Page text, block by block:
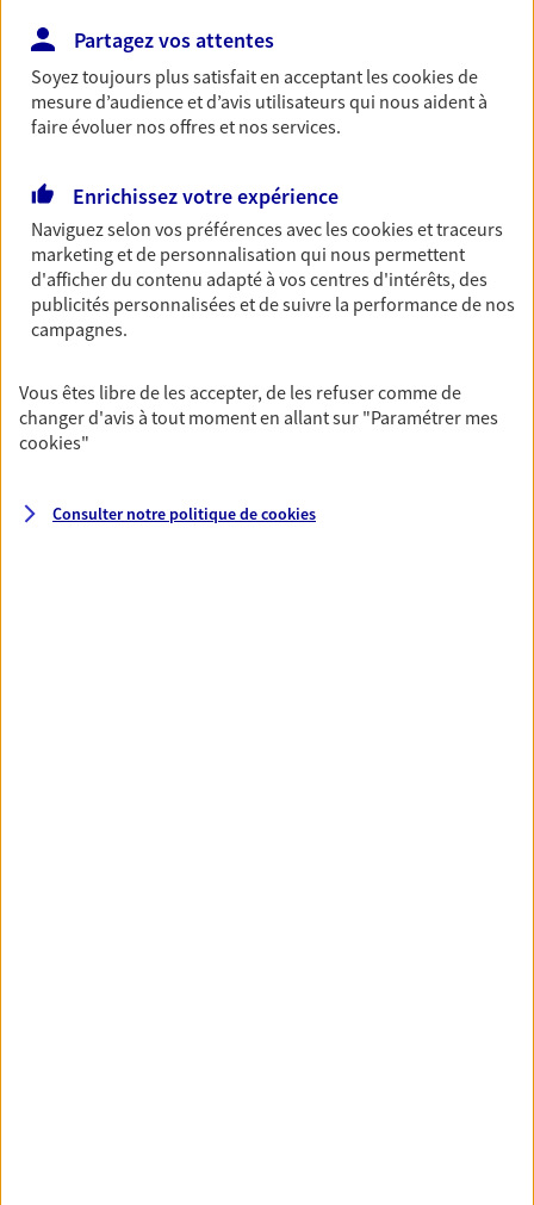
immobilier, études des enfants ou voyage autour
du monde… Épargnez à votre rythme et
simplement, selon votre profil.
Préparez sereinement ce nouveau chapitre de
votre vie avec les conseils d'un expert. Découvrez
notre solution PER (Plan Epargne Retraite)
spécialement conçue pour la retraite.
Couvrez vos dépenses de santé ainsi que celles de
votre famille avec la complémentaire santé qui
vous ressemble.
Prévoyance
Partagez vos attentes
Soyez toujours plus satisfait en acceptant lescookiesde
mesure d’audience et d’avis utilisateurs qui nous aident à
faire évoluer nos offres et nos services.
Enrichissez votre expérience
Naviguez selon vos préférences avec lescookies et traceurs
marketing et de personnalisation qui nous permettent
d'afficher du contenu adapté à vos centres d'intérêts, des
publicités personnalisées et de suivre la performance de nos
campagnes.
Vous êtes libre de les accepter, de les refuser comme de
changer d'avis à tout moment en allant sur "Paramétrer mes
cookies"
Consulter notre politique decookies